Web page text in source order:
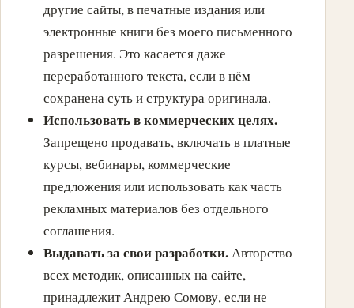
другие сайты, в печатные издания или
электронные книги без моего письменного
разрешения. Это касается даже
переработанного текста, если в нём
сохранена суть и структура оригинала.
Использовать в коммерческих целях.
Запрещено продавать, включать в платные
курсы, вебинары, коммерческие
предложения или использовать как часть
рекламных материалов без отдельного
соглашения.
Выдавать за свои разработки.Авторство
всех методик, описанных на сайте,
принадлежит Андрею Сомову, если не